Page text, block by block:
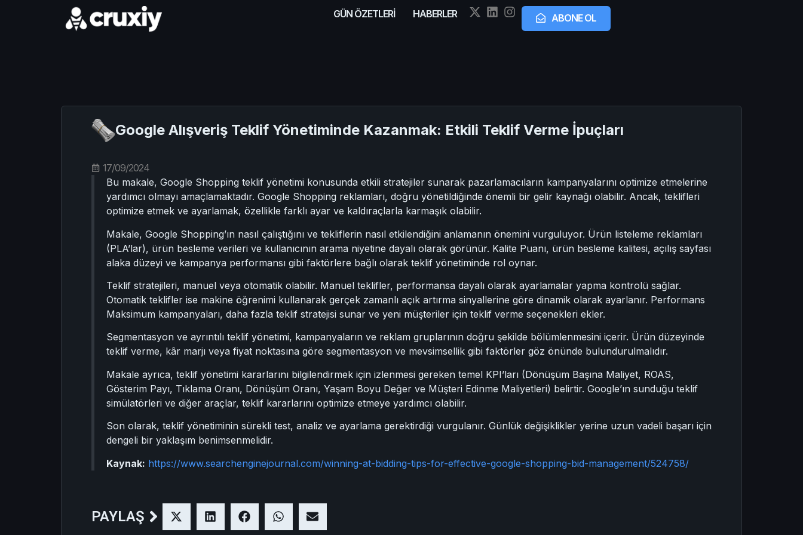
GÜN ÖZETLERİ HABERLER ABONE OL
Google Alışveriş Teklif Yönetiminde Kazanmak: Etkili Teklif Verme İpuçları
17/09/2024
Bu makale, Google Shopping teklif yönetimi konusunda etkili stratejiler sunarak pazarlamacıların kampanyalarını optimize etmelerine
yardımcı olmayı amaçlamaktadır. Google Shopping reklamları, doğru yönetildiğinde önemli bir gelir kaynağı olabilir. Ancak, teklifleri
optimize etmek ve ayarlamak, özellikle farklı ayar ve kaldıraçlarla karmaşık olabilir.
Makale, Google Shopping’ın nasıl çalıştığını ve tekliflerin nasıl etkilendiğini anlamanın önemini vurguluyor. Ürün listeleme reklamları
(PLA’lar), ürün besleme verileri ve kullanıcının arama niyetine dayalı olarak görünür. Kalite Puanı, ürün besleme kalitesi, açılış sayfası
alaka düzeyi ve kampanya performansı gibi faktörlere bağlı olarak teklif yönetiminde rol oynar.
Teklif stratejileri, manuel veya otomatik olabilir. Manuel teklifler, performansa dayalı olarak ayarlamalar yapma kontrolü sağlar.
Otomatik teklifler ise makine öğrenimi kullanarak gerçek zamanlı açık artırma sinyallerine göre dinamik olarak ayarlanır. Performans
Maksimum kampanyaları, daha fazla teklif stratejisi sunar ve yeni müşteriler için teklif verme seçenekleri ekler.
Segmentasyon ve ayrıntılı teklif yönetimi, kampanyaların ve reklam gruplarının doğru şekilde bölümlenmesini içerir. Ürün düzeyinde
teklif verme, kâr marjı veya fiyat noktasına göre segmentasyon ve mevsimsellik gibi faktörler göz önünde bulundurulmalıdır.
Makale ayrıca, teklif yönetimi kararlarını bilgilendirmek için izlenmesi gereken temel KPI’ları (Dönüşüm Başına Maliyet, ROAS,
Gösterim Payı, Tıklama Oranı, Dönüşüm Oranı, Yaşam Boyu Değer ve Müşteri Edinme Maliyetleri) belirtir. Google’ın sunduğu teklif
simülatörleri ve diğer araçlar, teklif kararlarını optimize etmeye yardımcı olabilir.
Son olarak, teklif yönetiminin sürekli test, analiz ve ayarlama gerektirdiği vurgulanır. Günlük değişiklikler yerine uzun vadeli başarı için
dengeli bir yaklaşım benimsenmelidir.
Kaynak: https://www.searchenginejournal.com/winning-at-bidding-tips-for-effective-google-shopping-bid-management/524758/
PAYLAŞ